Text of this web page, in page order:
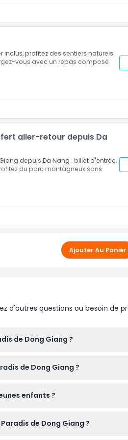
profitez des sentiers naturels
vous avec un repas composé
aller-retour depuis Da
depuis Da Nang : billet d'entrée,
du parc montagneux sans
SUP
Ajouter Au Panier
d'autres questions ou besoin de
de Dong Giang ?
de Dong Giang ?
peuvent être accidentés et
enfants ?
enfant avant la réservation.
de Dong Giang ?